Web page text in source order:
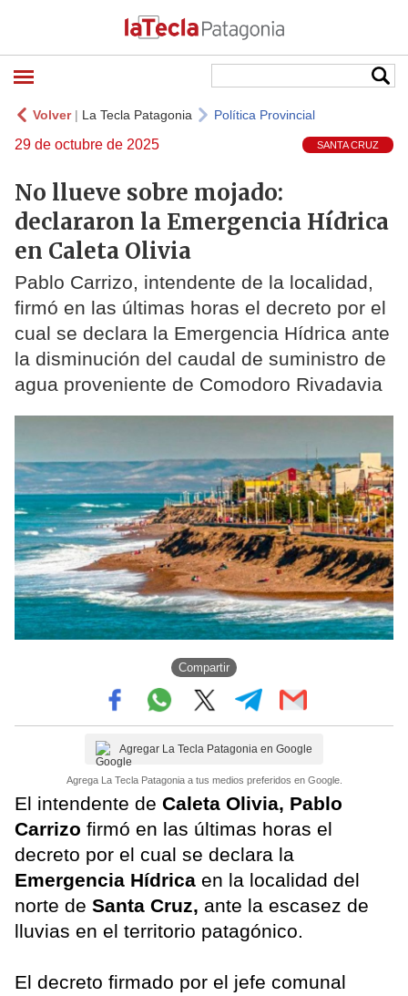
Volver| La Tecla Patagonia Política Provincial
29 de octubre de 2025 SANTA CRUZ
No llueve sobre mojado:
declararon la Emergencia Hídrica
en Caleta Olivia
Pablo Carrizo, intendente de la localidad,
firmó en las últimas horas el decreto por el
cual se declara la Emergencia Hídrica ante
la disminución del caudal de suministro de
agua proveniente de Comodoro Rivadavia
Compartir
Agregar La Tecla Patagonia en Google
Agrega La Tecla Patagonia a tus medios preferidos en Google.
El intendente de Caleta Olivia, Pablo
Carrizo firmó en las últimas horas el
decreto por el cual se declara la
Emergencia Hídrica en la localidad del
norte de Santa Cruz, ante la escasez de
lluvias en el territorio patagónico.
El decreto firmado por el jefe comunal